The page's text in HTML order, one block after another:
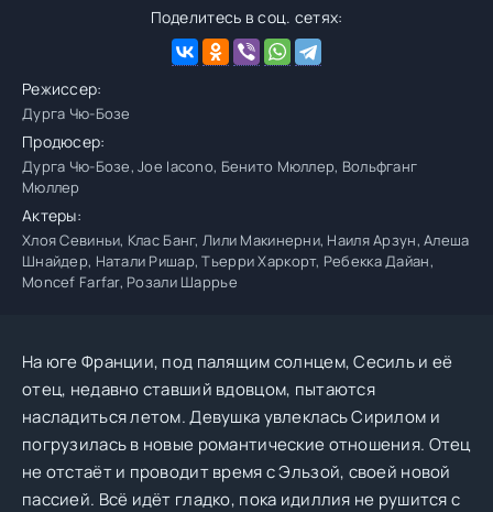
Поделитесь в соц. сетях:
Режиссер:
Дурга Чю-Бозе
Продюсер:
Дурга Чю-Бозе, Joe Iacono, Бенито Мюллер, Вольфганг
Мюллер
Актеры:
Хлоя Севиньи, Клас Банг, Лили Макинерни, Наиля Арзун, Алеша
Шнайдер, Натали Ришар, Тьерри Харкорт, Ребекка Дайан,
Moncef Farfar, Розали Шаррье
На юге Франции, под палящим солнцем, Сесиль и её
отец, недавно ставший вдовцом, пытаются
насладиться летом. Девушка увлеклась Сирилом и
погрузилась в новые романтические отношения. Отец
не отстаёт и проводит время с Эльзой, своей новой
пассией. Всё идёт гладко, пока идиллия не рушится с